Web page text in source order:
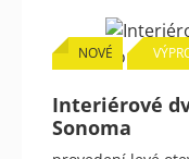
NOVÉ
Interiérové
Sonoma